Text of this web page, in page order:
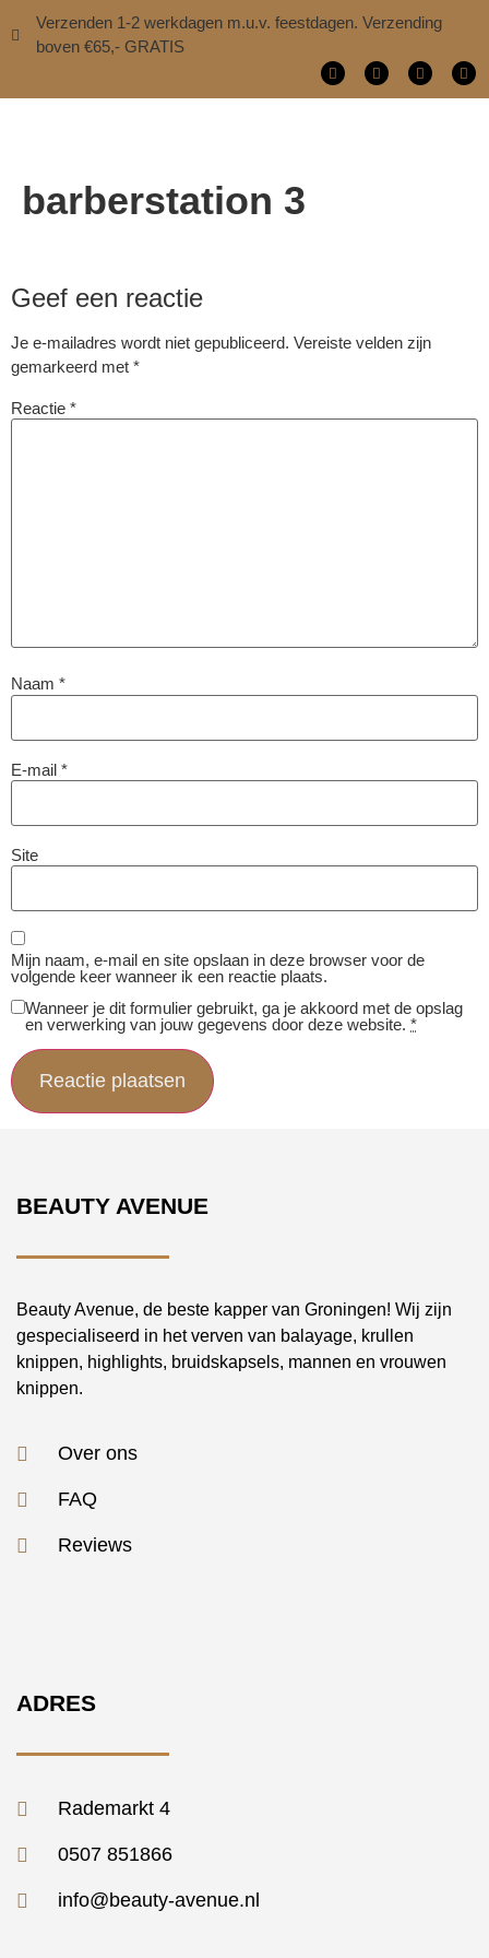
Verzenden 1-2 werkdagen m.u.v. feestdagen. Verzending
boven €65,- GRATIS
barberstation 3
Geef een reactie
Je e-mailadres wordt niet gepubliceerd. Vereiste velden zijn
gemarkeerd met *
Reactie *
Naam *
E-mail *
Site
Mijn naam, e-mail en site opslaan in deze browser voor de
volgende keer wanneer ik een reactie plaats.
Wanneer je dit formulier gebruikt, ga je akkoord met de opslag
en verwerking van jouw gegevens door deze website. *
BEAUTY AVENUE
Beauty Avenue, de beste kapper van Groningen! Wij zijn
gespecialiseerd in het verven van balayage, krullen
knippen, highlights, bruidskapsels, mannen en vrouwen
knippen.
Over ons
FAQ
Reviews
ADRES
Rademarkt 4
0507 851866
info@beauty-avenue.nl